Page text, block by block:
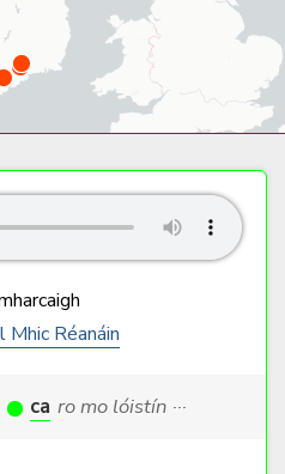
Mhic Réanáin
ca ro mo lóistín ···